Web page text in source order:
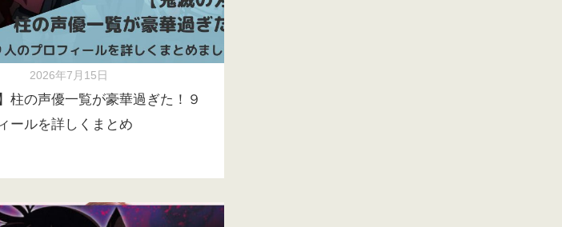
2026年7月15日
柱の声優一覧が豪華過ぎた！９
ールを詳しくまとめ